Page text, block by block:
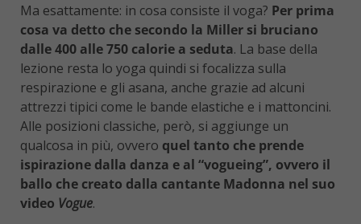
Ma esattamente: in cosa consiste il voga? Per prima
cosa va detto che secondo la Miller si bruciano
dalle 400 alle 750 calorie a seduta. La base della
lezione resta lo yoga quindi si focalizza sulla
respirazione e gli asana, anche grazie ad alcuni
attrezzi tipici come le bande elastiche e i mattoncini.
Alle posizioni classiche, però, si aggiunge un
qualcosa in più, ovvero quel tanto che prende
ispirazione dalla danza e al “vogueing”, ovvero il
ballo che creato dalla cantante Madonna nel suo
video Vogue.